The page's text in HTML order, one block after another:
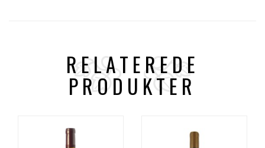
RELATEREDE
PRODUKTER